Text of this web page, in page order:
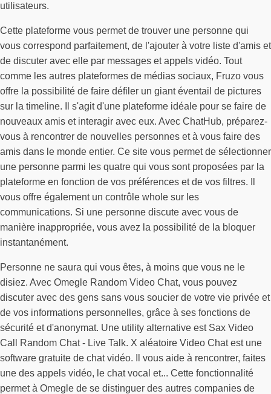
utilisateurs.
Cette plateforme vous permet de trouver une personne qui
vous correspond parfaitement, de l'ajouter à votre liste d'amis et
de discuter avec elle par messages et appels vidéo. Tout
comme les autres plateformes de médias sociaux, Fruzo vous
offre la possibilité de faire défiler un giant éventail de pictures
sur la timeline. Il s'agit d'une plateforme idéale pour se faire de
nouveaux amis et interagir avec eux. Avec ChatHub, préparez-
vous à rencontrer de nouvelles personnes et à vous faire des
amis dans le monde entier. Ce site vous permet de sélectionner
une personne parmi les quatre qui vous sont proposées par la
plateforme en fonction de vos préférences et de vos filtres. Il
vous offre également un contrôle whole sur les
communications. Si une personne discute avec vous de
manière inappropriée, vous avez la possibilité de la bloquer
instantanément.
Personne ne saura qui vous êtes, à moins que vous ne le
disiez. Avec Omegle Random Video Chat, vous pouvez
discuter avec des gens sans vous soucier de votre vie privée et
de vos informations personnelles, grâce à ses fonctions de
sécurité et d'anonymat. Une utility alternative est Sax Video
Call Random Chat - Live Talk. X aléatoire Video Chat est une
software gratuite de chat vidéo. Il vous aide à rencontrer, faites
une des appels vidéo, le chat vocal et... Cette fonctionnalité
permet à Omegle de se distinguer des autres companies de